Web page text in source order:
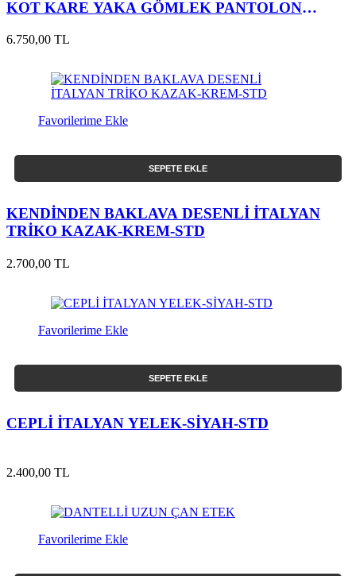
KOT KARE YAKA GÖMLEK PANTOLON
6.750,00 TL
Favorilerime Ekle
SEPETE EKLE
KENDİNDEN BAKLAVA DESENLİ İTALYAN
TRİKO KAZAK-KREM-STD
2.700,00 TL
Favorilerime Ekle
SEPETE EKLE
CEPLİ İTALYAN YELEK-SİYAH-STD
2.400,00 TL
Favorilerime Ekle